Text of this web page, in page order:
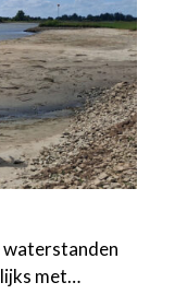
waterstanden
met…